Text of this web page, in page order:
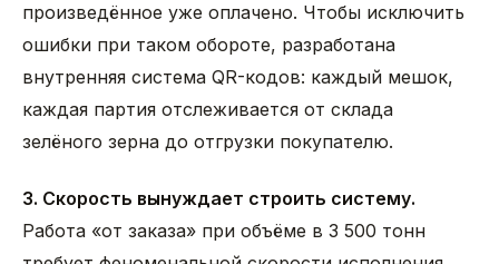
произведённое уже оплачено. Чтобы исключить
ошибки при таком обороте, разработана
внутренняя система QR-кодов: каждый мешок,
каждая партия отслеживается от склада
зелёного зерна до отгрузки покупателю.
3. Скорость вынуждает строить систему.
Работа «от заказа» при объёме в 3 500 тонн